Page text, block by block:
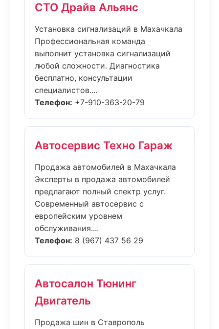
СТО Драйв Альянс
Установка сигнализаций в Махачкала
Профессиональная команда
выполнит установка сигнализаций
любой сложности. Диагностика
бесплатно, консультации
специалистов....
Телефон: +7-910-363-20-79
Автосервис Техно Гараж
Продажа автомобилей в Махачкала
Эксперты в продажа автомобилей
предлагают полный спектр услуг.
Современный автосервис с
европейским уровнем
обслуживания....
Телефон: 8 (967) 437 56 29
Автосалон Тюнинг
Двигатель
Продажа шин в Ставрополь